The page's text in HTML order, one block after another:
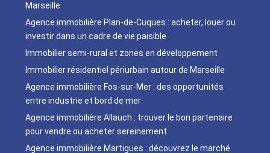
Marseille
Agence immobilière Plan-de-Cuques : acheter, louer ou
investir dans un cadre de vie paisible
Immobilier semi-rural et zones en développement
Immobilier résidentiel périurbain autour de Marseille
Agence immobilière Fos-sur-Mer : des opportunités
entre industrie et bord de mer
Agence immobilière Allauch : trouver le bon partenaire
pour vendre ou acheter sereinement
Agence immobilière Martigues : découvrez le marché